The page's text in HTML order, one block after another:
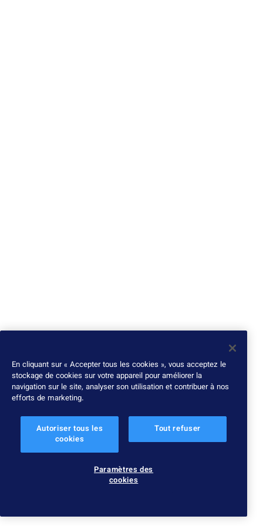
En cliquant sur « Accepter tous les cookies », vous acceptez le
stockage de cookies sur votre appareil pour améliorer la
navigation sur le site, analyser son utilisation et contribuer à nos
efforts de marketing.
Autoriser tous les
cookies
Tout refuser
Paramètres des
cookies